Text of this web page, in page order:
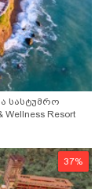
სასტუმრო
Resort
37%